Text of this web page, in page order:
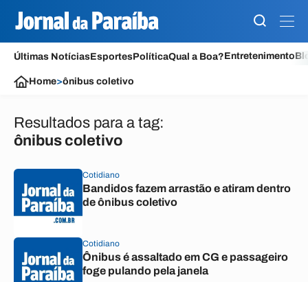
Últimas NotíciasEsportesPolíticaQual a Boa?Entretenimento
Home>ônibus coletivo
Resultados para a tag:
ônibus coletivo
Cotidiano
Bandidos fazem arrastão e atiram dentro
de ônibus coletivo
Cotidiano
Ônibus é assaltado em CG e passageiro
foge pulando pela janela